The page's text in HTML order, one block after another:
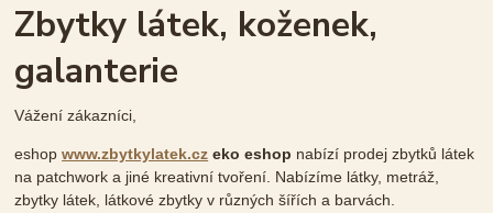
Zbytky látek, koženek,
galanterie
Vážení zákazníci,
eshopwww.zbytkylatek.cz eko eshop nabízí prodej zbytků látek
na patchwork a jiné kreativní tvoření. Nabízíme látky, metráž,
zbytky látek, látkové zbytky v různých šířích a barvách.